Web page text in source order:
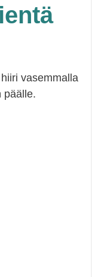
vasemmalla
päälle.